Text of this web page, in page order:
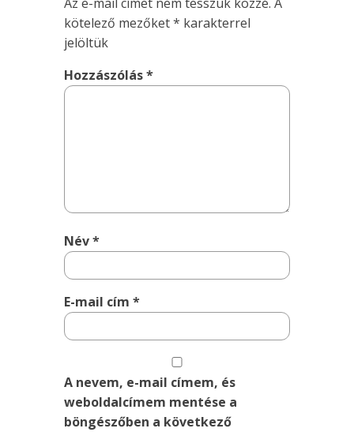
kötelező mezőket* karakterrel
jelöltük
Hozzászólás*
Név*
E-mail cím*
A nevem, e-mail címem, és
weboldalcímem mentése a
böngészőben a következő